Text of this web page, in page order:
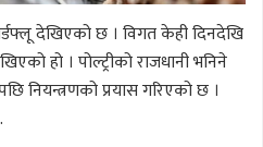
देखिएको छ । विगत केही दिनदेखि
हो । पोल्ट्रीको राजधानी भनिने
नियन्त्रणको प्रयास गरिएको छ ।